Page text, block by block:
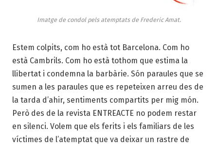
Imatge de condol pels atemptats de Frederic Amat.
Estem colpits, com ho està tot Barcelona. Com ho
està Cambrils. Com ho està tothom que estima la
llibertat i condemna la barbàrie. Són paraules que se
sumen a les paraules que es repeteixen arreu des de
la tarda d’ahir, sentiments compartits per mig món.
Però des de la revista ENTREACTE no podem restar
en silenci. Volem que els ferits i els familiars de les
víctimes de l’atemptat que va deixar un rastre de